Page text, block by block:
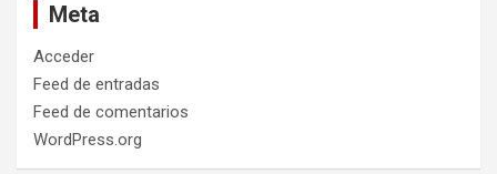
Meta
Acceder
Feed de entradas
Feed de comentarios
WordPress.org